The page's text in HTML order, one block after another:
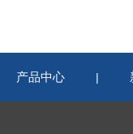
产品中心 |